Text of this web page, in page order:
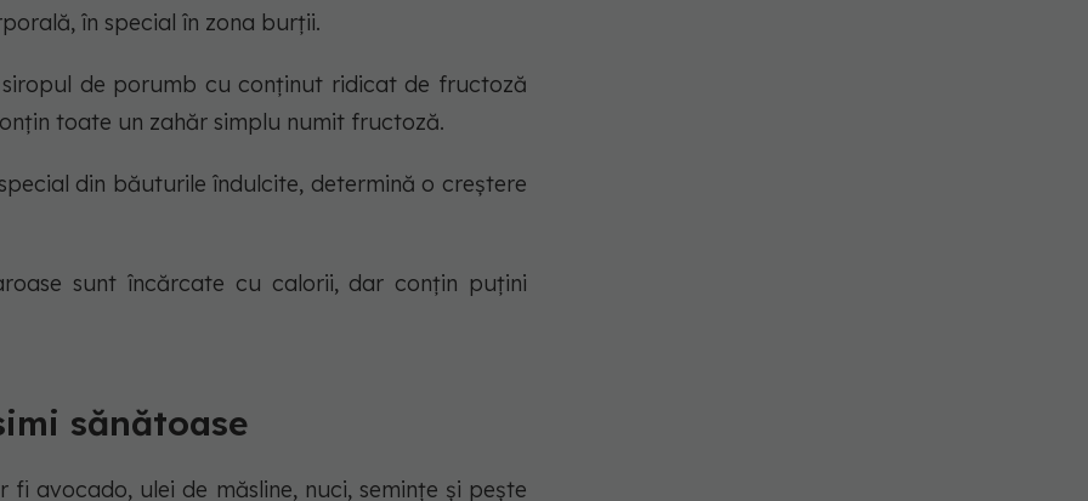
în special în zona burții.
de porumb cu conținut ridicat de fructoză
toate un zahăr simplu numit fructoză.
din băuturile îndulcite, determină o creștere
sunt încărcate cu calorii, dar conțin puțini
sănătoase
avocado, ulei de măsline, nuci, semințe și pește